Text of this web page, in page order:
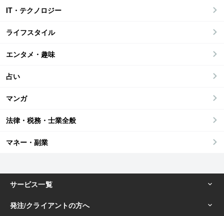
IT・テクノロジー
ライフスタイル
エンタメ・趣味
占い
マンガ
法律・税務・士業全般
マネー・副業